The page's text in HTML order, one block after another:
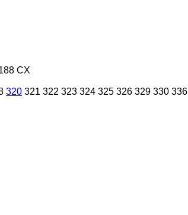
CX
320 321 322 323 324 325 326 329 330 336